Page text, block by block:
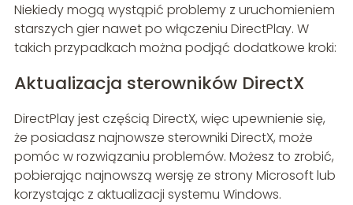
Niekiedy mogą wystąpić problemy z uruchomieniem
starszych gier nawet po włączeniu DirectPlay. W
takich przypadkach można podjąć dodatkowe kroki:
Aktualizacja sterowników DirectX
DirectPlay jest częścią DirectX, więc upewnienie się,
że posiadasz najnowsze sterowniki DirectX, może
pomóc w rozwiązaniu problemów. Możesz to zrobić,
pobierając najnowszą wersję ze strony Microsoft lub
korzystając z aktualizacji systemu Windows.